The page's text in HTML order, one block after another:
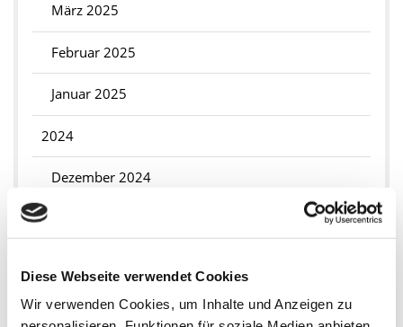
Diese Webseite verwendet Cookies
Wir verwenden Cookies, um Inhalte und Anzeigen zu
März 2025
Februar 2025
Januar 2025
2024
Dezember 2024
September 2024